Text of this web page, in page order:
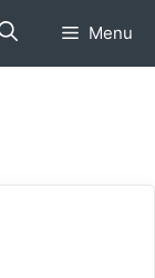
Menu